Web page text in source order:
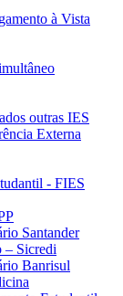
à Vista
outras IES
Externa
- FIES
Santander
– Sicredi
Banrisul